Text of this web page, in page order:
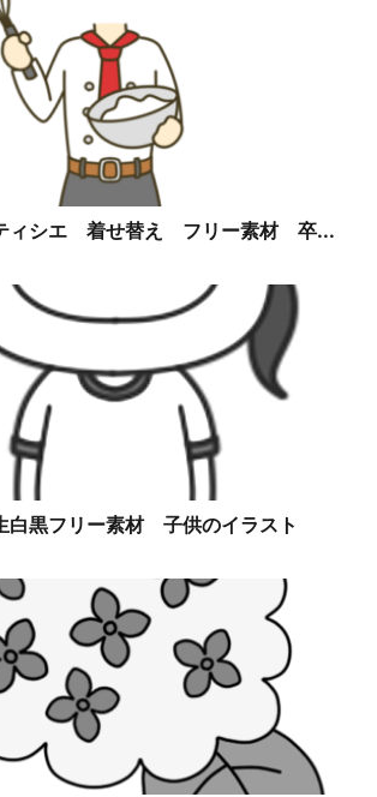
ィシエ 着せ替え フリー素材 卒...
白黒フリー素材 子供のイラスト